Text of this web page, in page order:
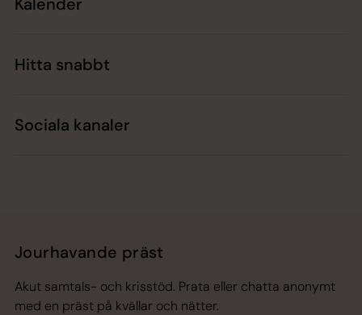
Hitta snabbt
Sociala kanaler
Jourhavande präst
Akut samtals- och krisstöd. Prata eller chatta anonymt
med en präst på kvällar och nätter.